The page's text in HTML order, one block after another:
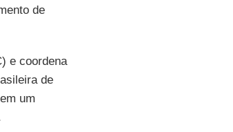
de
e coordena
de
um